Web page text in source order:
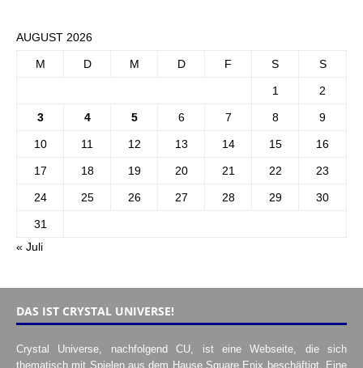
AUGUST 2026
M D M D F S S
1 2
3 4 5 6 7 8 9
10 11 12 13 14 15 16
17 18 19 20 21 22 23
24 25 26 27 28 29 30
31
« Juli
DAS IST CRYSTAL UNIVERSE!
Crystal Universe, nachfolgend CU, ist eine Webseite, die sich
thematisch mit Spielen aus dem Hause Square Enix beschäftigt. Eine